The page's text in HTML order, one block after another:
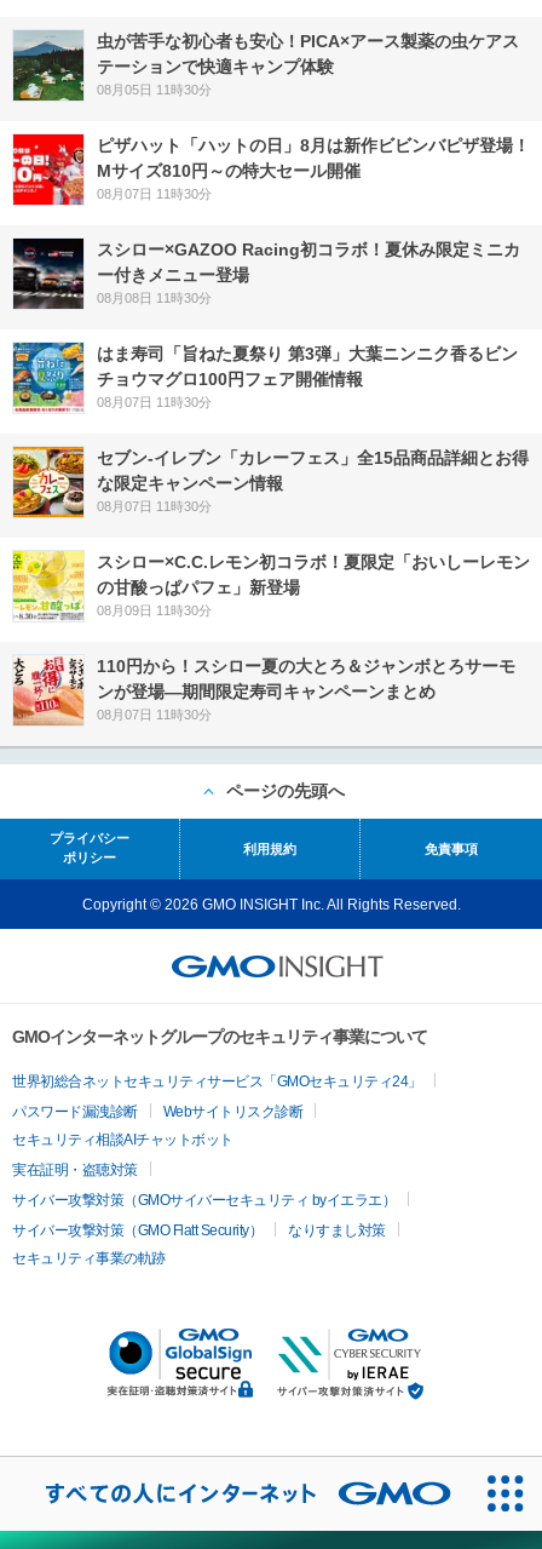
虫が苦手な初心者も安心！PICA×アース製薬の虫ケアス
テーションで快適キャンプ体験
08月05日 11時30分
ピザハット「ハットの日」8月は新作ビビンバピザ登場！
Mサイズ810円～の特大セール開催
08月07日 11時30分
スシロー×GAZOO Racing初コラボ！夏休み限定ミニカ
ー付きメニュー登場
08月08日 11時30分
はま寿司「旨ねた夏祭り 第3弾」大葉ニンニク香るビン
チョウマグロ100円フェア開催情報
08月07日 11時30分
セブン‐イレブン「カレーフェス」全15品商品詳細とお得
な限定キャンペーン情報
08月07日 11時30分
スシロー×C.C.レモン初コラボ！夏限定「おいしーレモン
の甘酸っぱパフェ」新登場
08月09日 11時30分
110円から！スシロー夏の大とろ＆ジャンボとろサーモ
ンが登場―期間限定寿司キャンペーンまとめ
08月07日 11時30分
ページの先頭へ
プライバシー
ポリシー
利用規約 免責事項
Copyright © 2026 GMO INSIGHT Inc. All Rights Reserved.
GMOインターネットグループのセキュリティ事業について
世界初総合ネットセキュリティサービス「GMOセキュリティ24」
パスワード漏洩診断
Webサイトリスク診断
セキュリティ相談AIチャットボット
実在証明・盗聴対策
サイバー攻撃対策（GMOサイバーセキュリティ byイエラエ）
サイバー攻撃対策（GMO Flatt Security）
なりすまし対策
セキュリティ事業の軌跡